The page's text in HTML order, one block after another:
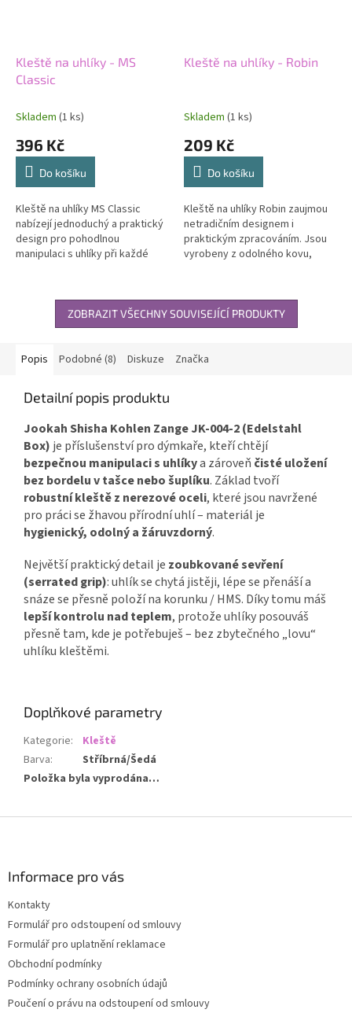
Kleště na uhlíky - MS
Classic
Skladem (1 ks)
396 Kč
Do košíku
Kleště na uhlíky MS Classic
nabízejí jednoduchý a praktický
design pro pohodlnou
manipulaci s uhlíky při každé
úchop a snadné...
Kleště na uhlíky - Robin
Skladem (1 ks)
209 Kč
Do košíku
Kleště na uhlíky Robin zaujmou
netradičním designem i
praktickým zpracováním. Jsou
vyrobeny z odolného kovu,
promyšlenému...
ZOBRAZIT VŠECHNY SOUVISEJÍCÍ PRODUKTY
Popis Podobné (8) Diskuze Značka
Detailní popis produktu
Jookah Shisha Kohlen Zange JK-004-2 (Edelstahl
Box) je příslušenství pro dýmkaře, kteří chtějí
bezpečnou manipulaci s uhlíkya zároveň čisté uložení
bez bordelu v tašce nebo šuplíku. Základ tvoří
robustní kleště z nerezové oceli, které jsou navržené
pro práci se žhavou přírodní uhlí – materiál je
hygienický, odolný a žáruvzdorný.
Největší praktický detail je zoubkované sevření
(serrated grip): uhlík se chytá jistěji, lépe se přenáší a
snáze se přesně položí na korunku / HMS. Díky tomu máš
lepší kontrolu nad teplem, protože uhlíky posouváš
přesně tam, kde je potřebuješ – bez zbytečného „lovu“
uhlíku kleštěmi.
Doplňkové parametry
Kategorie:
Kleště
Barva:
Stříbrná/Šedá
Položka byla vyprodána…
Informace pro vás
Kontakty
Formulář pro odstoupení od smlouvy
Formulář pro uplatnění reklamace
Obchodní podmínky
Podmínky ochrany osobních údajů
Poučení o právu na odstoupení od smlouvy